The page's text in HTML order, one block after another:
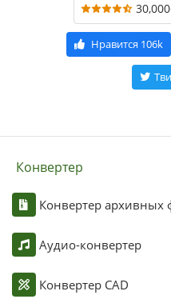
Нравится 106k
Конвертер
Конвертер архивных
Аудио-конвертер
Конвертер CAD